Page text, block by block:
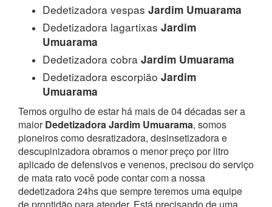
Dedetizadora vespas Jardim Umuarama
Dedetizadora lagartixas Jardim
Umuarama
Dedetizadora cobra Jardim Umuarama
Dedetizadora escorpião Jardim
Umuarama
Temos orgulho de estar há mais de 04 décadas ser a
maiorDedetizadora Jardim Umuarama, somos
pioneiros como desratizadora, desinsetizadora e
descupinizadora obramos o menor preço por litro
aplicado de defensivos e venenos, precisou do serviço
de mata rato você pode contar com a nossa
dedetizadora 24hs que sempre teremos uma equipe
de prontidão para atender. Está precisando de uma